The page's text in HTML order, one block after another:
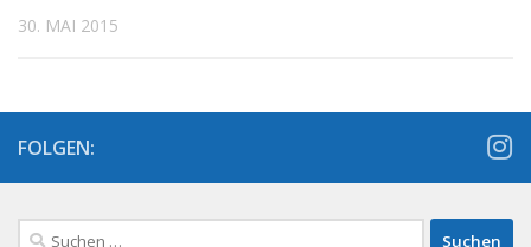
30. MAI 2015
FOLGEN:
Suchen